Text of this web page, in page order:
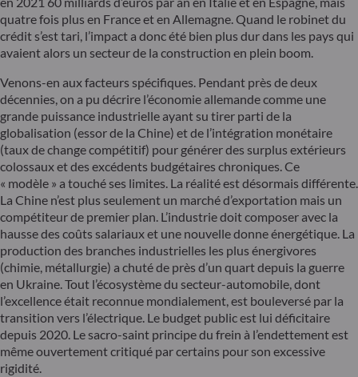
quatre fois plus en France et en Allemagne. Quand le robinet du
crédit s’est tari, l’impact a donc été bien plus dur dans les pays qui
avaient alors un secteur de la construction en plein boom.
Venons-en aux facteurs spécifiques. Pendant près de deux
décennies, on a pu décrire l’économie allemande comme une
grande puissance industrielle ayant su tirer parti de la
globalisation (essor de la Chine) et de l’intégration monétaire
(taux de change compétitif) pour générer des surplus extérieurs
colossaux et des excédents budgétaires chroniques. Ce
« modèle » a touché ses limites. La réalité est désormais différente.
La Chine n’est plus seulement un marché d’exportation mais un
compétiteur de premier plan. L’industrie doit composer avec la
hausse des coûts salariaux et une nouvelle donne énergétique. La
production des branches industrielles les plus énergivores
(chimie, métallurgie) a chuté de près d’un quart depuis la guerre
en Ukraine. Tout l’écosystème du secteur-automobile, dont
l’excellence était reconnue mondialement, est bouleversé par la
transition vers l’électrique. Le budget public est lui déficitaire
depuis 2020. Le sacro-saint principe du frein à l’endettement est
même ouvertement critiqué par certains pour son excessive
rigidité.